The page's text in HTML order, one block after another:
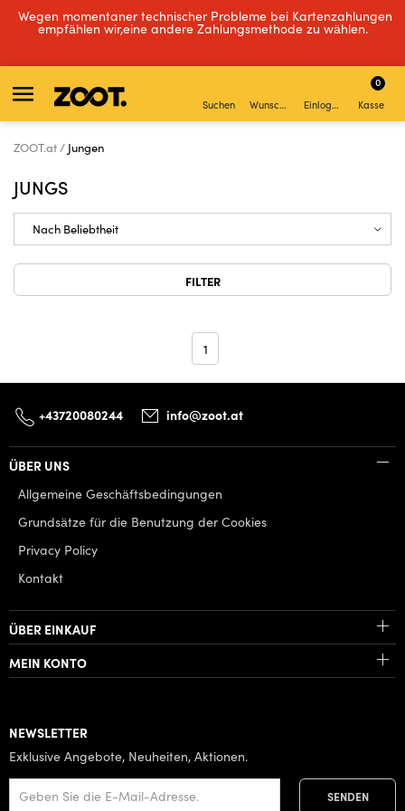
Wegen momentaner technischer Probleme bei Kartenzahlungen
empfählen wir,eine andere Zahlungsmethode zu wählen.
Suchen Wunschliste Einloggen Kasse
0
ZOOT.at Jungen
JUNGS
FILTER
1
+43720080244 info@zoot.at
ÜBER UNS
Allgemeine Geschäftsbedingungen
Grundsätze für die Benutzung der Cookies
Privacy Policy
Kontakt
ÜBER EINKAUF
MEIN KONTO
NEWSLETTER
Exklusive Angebote, Neuheiten, Aktionen.